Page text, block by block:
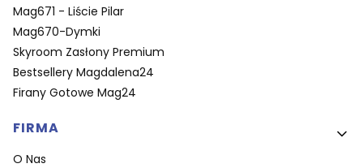
Mag671 - Liście Pilar
Mag670-Dymki
Skyroom Zasłony Premium
Bestsellery Magdalena24
Firany Gotowe Mag24
FIRMA
O Nas